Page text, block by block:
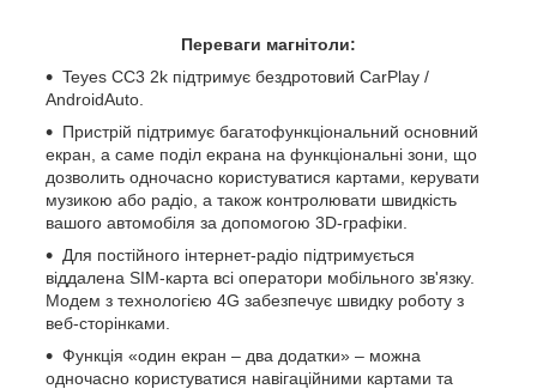
Переваги магнітоли:
Teyes CC3 2k підтримує бездротовий CarPlay /
AndroidAuto.
Пристрій підтримує багатофункціональний основний
екран, а саме поділ екрана на функціональні зони, що
дозволить одночасно користуватися картами, керувати
музикою або радіо, а також контролювати швидкість
вашого автомобіля за допомогою 3D-графіки.
Для постійного інтернет-радіо підтримується
віддалена SIM-карта всі оператори мобільного зв'язку.
Модем з технологією 4G забезпечує швидку роботу з
веб-сторінками.
Функція «один екран – два додатки» – можна
одночасно користуватися навігаційними картами та